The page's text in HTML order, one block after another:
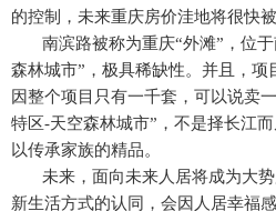
的控制，未来重庆房价洼地将很快被
南滨路被称为重庆“外滩”，位于
森林城市”，极具稀缺性。并且，项
因整个项目只有一千套，可以说卖
特区-天空森林城市”，不是择长江
以传承家族的精品。
未来，面向未来人居将成为大势
新生活方式的认同，会因人居幸福